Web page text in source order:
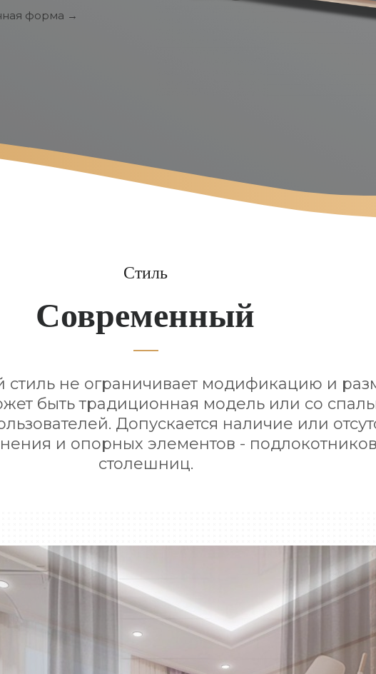
форма →
Стиль
Современный
не ограничивает модификацию и
быть традиционная модель или со
Допускается наличие или
и опорных элементов -
столешниц.